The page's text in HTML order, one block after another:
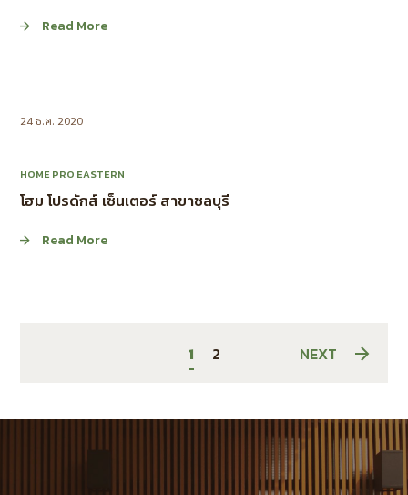
Read More
24 ธ.ค. 2020
HOME PRO EASTERN
โฮม โปรดักส์ เซ็นเตอร์ สาขาชลบุรี
Read More
1 2 NEXT